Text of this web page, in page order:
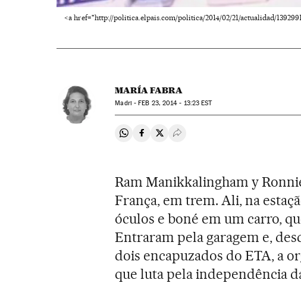
<a href="http://politica.elpais.com/politica/2014/02/21/actualidad/
MARÍA FABRA
Madri -FEB 23, 2014 - 13:23 EST
Compartir en Whatsapp
Compartir en Facebook
Compartir en Twitter
Desplegar Redes Sociales
Ram Manikkalingham y
França, em trem. Ali, na
óculos e boné em um carro,
Entraram pela garagem e,
dois encapuzados do ETA, a
que luta pela independência